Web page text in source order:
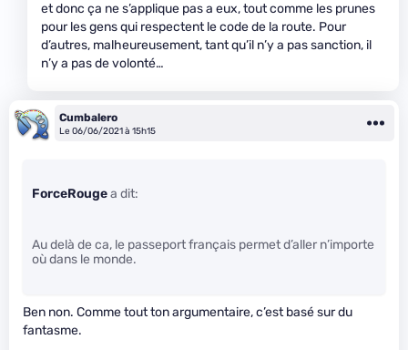
et donc ça ne s’applique pas a eux, tout comme les prunes
pour les gens qui respectent le code de la route. Pour
d’autres, malheureusement, tant qu’il n’y a pas sanction, il
n’y a pas de volonté…
Cumbalero
Le 06/06/2021 à 15h15
ForceRougea dit:
Au delà de ca, le passeport français permet d’aller n’importe
où dans le monde.
Ben non. Comme tout ton argumentaire, c’est basé sur du
fantasme.